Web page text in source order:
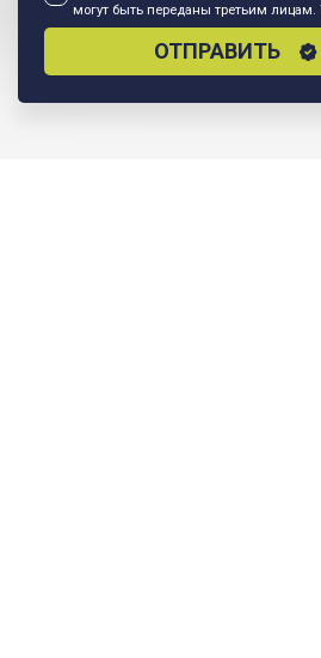
могут быть переданы третьим лицам.
ОТПРАВИТЬ